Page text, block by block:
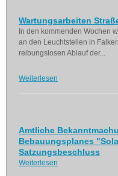
Wartungsarbeiten
In den kommenden Wochen
an den Leuchtstellen in
reibungslosen Ablauf der...
Weiterlesen
Amtliche
Bebauungsplanes
Satzungsbeschluss
Weiterlesen